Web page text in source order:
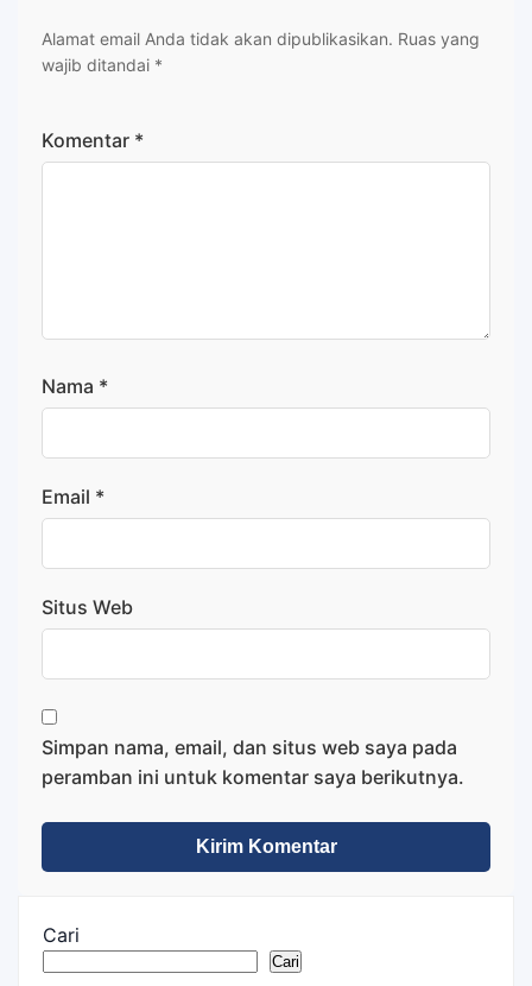
Alamat email Anda tidak akan dipublikasikan. Ruas yang
wajib ditandai *
Komentar *
Nama *
Email *
Situs Web
Simpan nama, email, dan situs web saya pada
peramban ini untuk komentar saya berikutnya.
Cari
Cari